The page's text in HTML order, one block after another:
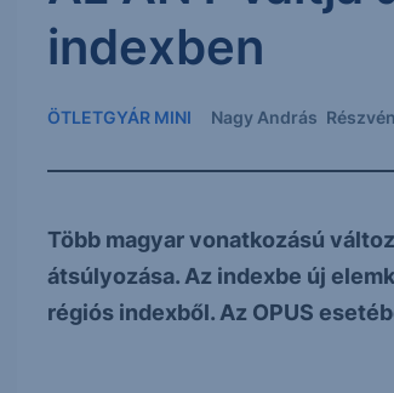
indexben
ÖTLETGYÁR MINI Nagy András
Több magyar vonatkozású
átsúlyozása. Az indexbe új
régiós indexből. Az OPUS